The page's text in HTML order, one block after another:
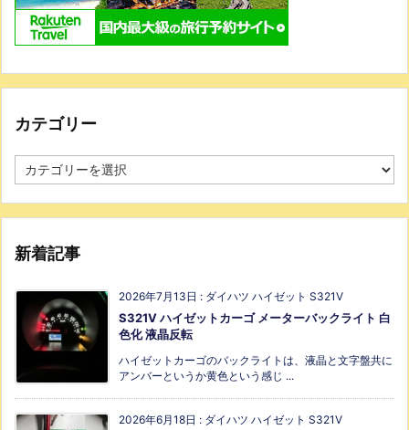
カテゴリー
新着記事
2026年7月13日 : ダイハツ ハイゼット S321V
S321V ハイゼットカーゴ メーターバックライト 白
色化 液晶反転
ハイゼットカーゴのバックライトは、液晶と文字盤共に
アンバーというか黄色という感じ ...
2026年6月18日 : ダイハツ ハイゼット S321V